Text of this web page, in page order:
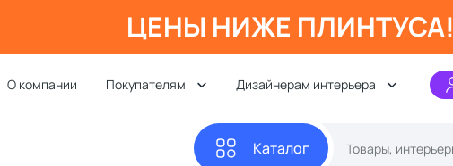
ЦЕНЫ НИЖЕ ПЛИНТУСА!
О компании Покупателям Дизайнерам интерьера
Каталог